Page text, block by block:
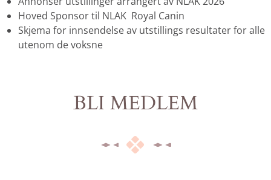
Hoved Sponsor til NLAK Royal Canin
Skjema for innsendelse av utstillings resultaterfor alle
utenom de voksne
BLI MEDLEM